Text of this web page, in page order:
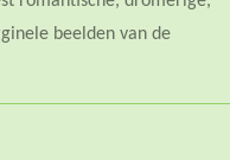
beelden van de